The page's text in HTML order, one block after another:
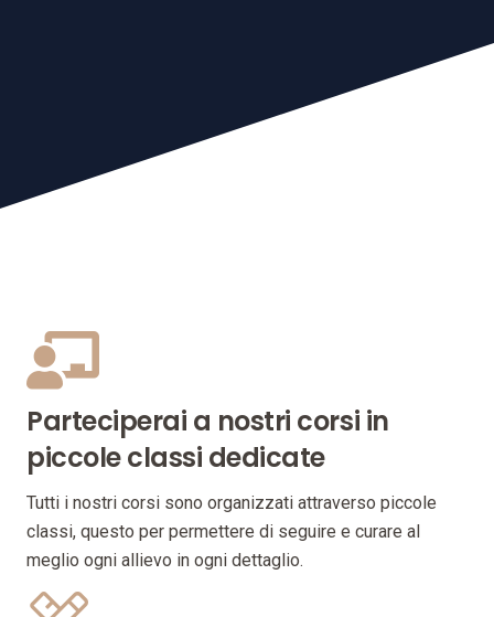
Parteciperai a nostri corsi in
piccole classi dedicate
Tutti i nostri corsi sono organizzati attraverso piccole
classi, questo per permettere di seguire e curare al
meglio ogni allievo in ogni dettaglio.